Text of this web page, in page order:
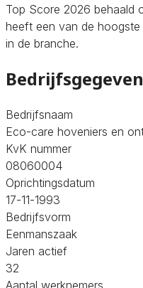
Top Score 2026 behaald
heeft een van de
in de branche.
Bedrijfsnaam
Eco-care hoveniers en
KvK nummer
08060004
Oprichtingsdatum
17-11-1993
Bedrijfsvorm
Eenmanszaak
Jaren actief
32
Aantal werknemers